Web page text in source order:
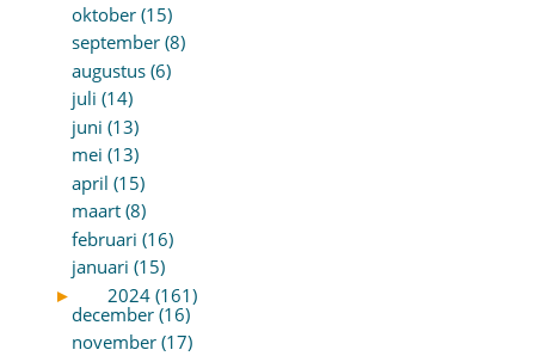
oktober (15)
september (8)
augustus (6)
juli (14)
juni (13)
mei (13)
april (15)
maart (8)
februari (16)
januari (15)
►
2024 (161)
december (16)
november (17)